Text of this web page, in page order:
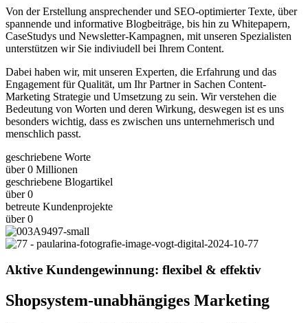
Von der Erstellung ansprechender und SEO-optimierter Texte, über
spannende und informative Blogbeiträge, bis hin zu Whitepapern,
CaseStudys und Newsletter-Kampagnen, mit unseren Spezialisten
unterstützen wir Sie indiviudell bei Ihrem Content.
Dabei haben wir, mit unseren Experten, die Erfahrung und das
Engagement für Qualität, um Ihr Partner in Sachen Content-
Marketing Strategie und Umsetzung zu sein. Wir verstehen die
Bedeutung von Worten und deren Wirkung, deswegen ist es uns
besonders wichtig, dass es zwischen uns unternehmerisch und
menschlich passt.
geschriebene Worte
über0 Millionen
geschriebene Blogartikel
über0
betreute Kundenprojekte
über0
Aktive Kundengewinnung: flexibel & effektiv
Shopsystem-unabhängiges Marketing